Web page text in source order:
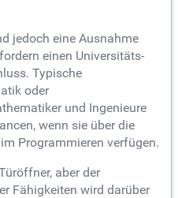
jedoch eine Ausnahme
einen Universitäts-
Typische
oder
und Ingenieure
wenn sie über die
Programmieren verfügen.
aber der
Fähigkeiten wird darüber